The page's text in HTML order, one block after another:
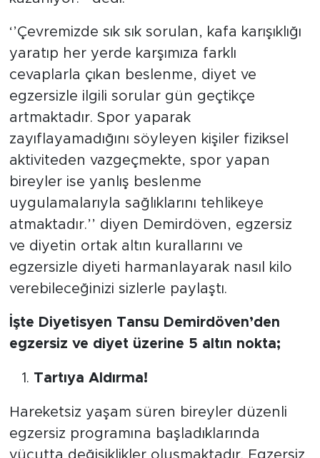
‘’Çevremizde sık sık sorulan, kafa karışıklığı
yaratıp her yerde karşımıza farklı
cevaplarla çıkan beslenme, diyet ve
egzersizle ilgili sorular gün geçtikçe
artmaktadır. Spor yaparak
zayıflayamadığını söyleyen kişiler fiziksel
aktiviteden vazgeçmekte, spor yapan
bireyler ise yanlış beslenme
uygulamalarıyla sağlıklarını tehlikeye
atmaktadır.’’ diyen Demirdöven, egzersiz
ve diyetin ortak altın kurallarını ve
egzersizle diyeti harmanlayarak nasıl kilo
verebileceğinizi sizlerle paylaştı.
İşte Diyetisyen Tansu Demirdöven’den
egzersiz ve diyet üzerine 5 altın nokta;
Tartıya Aldırma!
Hareketsiz yaşam süren bireyler düzenli
egzersiz programına başladıklarında
vücutta değişiklikler oluşmaktadır. Egzersiz